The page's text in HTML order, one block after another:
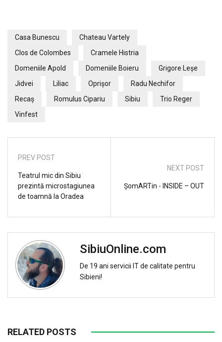
Casa Bunescu
Chateau Vartely
Clos de Colombes
Cramele Histria
Domeniile Apold
Domeniile Boieru
Grigore Leșe
Jidvei
Liliac Oprișor
Radu Nechifor
Recaș
Romulus Cipariu Sibiu
Trio Reger
Vinfest
PREV POST
Teatrul mic din Sibiu
prezintă microstagiunea
de toamnă la Oradea
NEXT POST
ŞomARTin - INSIDE – OUT
SibiuOnline.com
De 19 ani servicii IT de calitate pentru
Sibieni!
RELATED POSTS